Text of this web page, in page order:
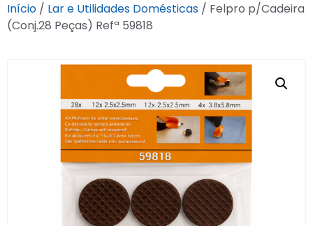
Sobre Nós
Alfus
Recrutamento
Contactos
Entrar / Registar
Início / Lar e Utilidades Domésticas / Felpro p/Cadeira
(Conj.28 Peças) Refª 59818